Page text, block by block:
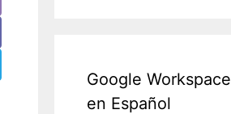
Google Workspace
en Español